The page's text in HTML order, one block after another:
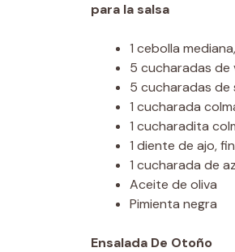
para la salsa
1 cebolla
5 cucharadas de
5 cucharadas de
1 cucharada
1 cucharadita
1 diente de ajo,
1 cucharada de
Aceite de oliva
Pimienta negra
Ensalada De Otoño